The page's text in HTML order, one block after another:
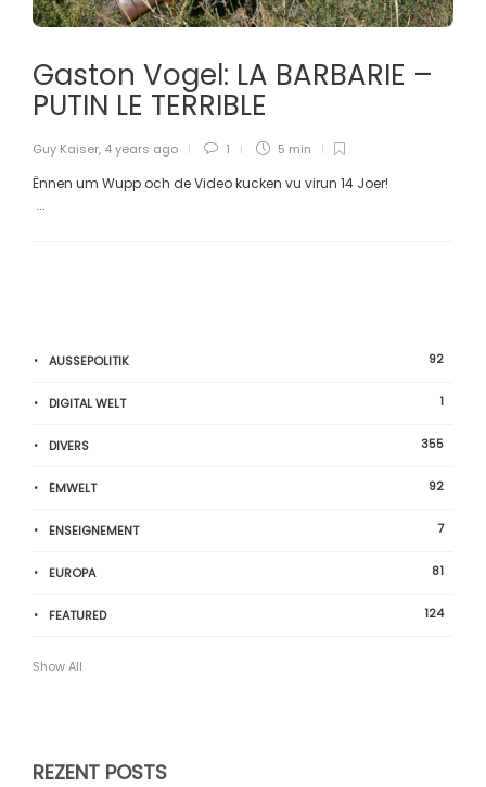
Gaston Vogel: LA BARBARIE –
PUTIN LE TERRIBLE
Guy Kaiser, 4 years ago 1 5 min
Ënnen um Wupp och de Video kucken vu virun 14 Joer!
...
AUSSEPOLITIK 92
DIGITAL WELT 1
DIVERS 355
ËMWELT 92
ENSEIGNEMENT 7
EUROPA 81
FEATURED 124
Show All
REZENT POSTS